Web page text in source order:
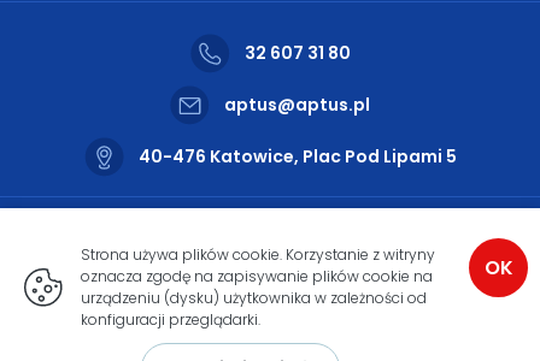
32 607 31 80
aptus@aptus.pl
40-476 Katowice, Plac Pod Lipami 5
poniedziałku do piątku w godzinach
od 9:00 do 17:00
Copyright 2026
OK
Strona używa plików cookie. Korzystanie z witryny
oznacza zgodę na zapisywanie plików cookie na
urządzeniu (dysku) użytkownika w zależności od
konfiguracji przeglądarki.